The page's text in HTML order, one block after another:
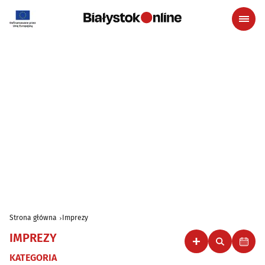
Strona główna Imprezy
IMPREZY
KATEGORIA